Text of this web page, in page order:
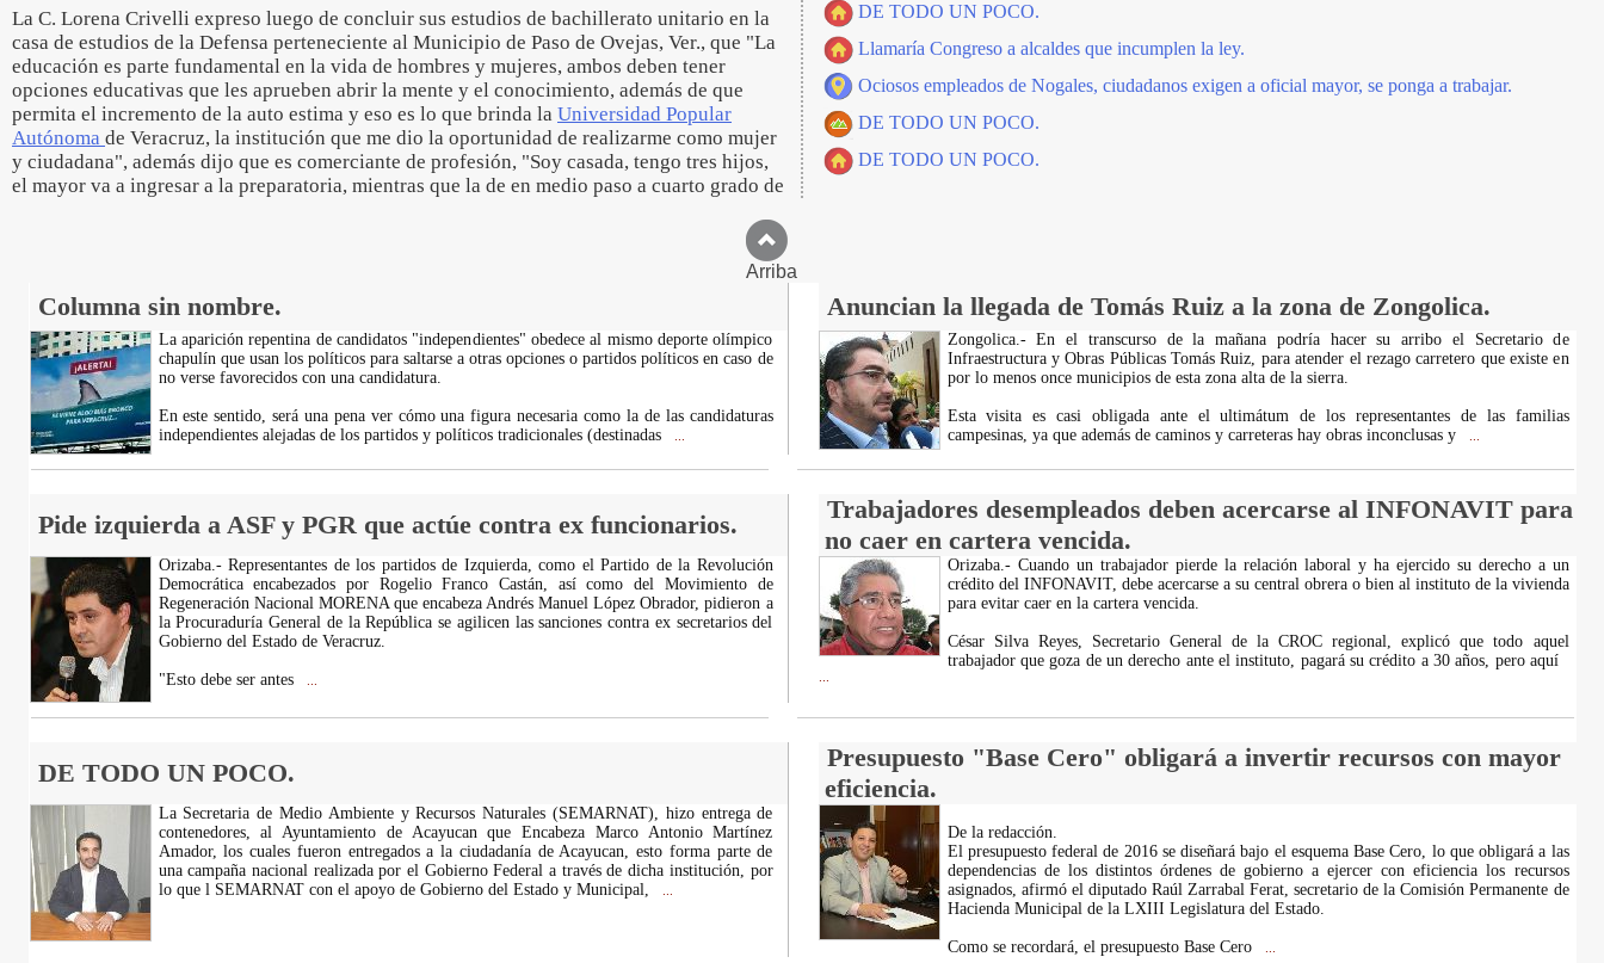
La C. Lorena Crivelli expreso luego de concluir sus estudios de bachillerato unitario en la
casa de estudios de la Defensa perteneciente al Municipio de Paso de Ovejas, Ver., que "La
educación es parte fundamental en la vida de hombres y mujeres, ambos deben tener
opciones educativas que les aprueben abrir la mente y el conocimiento, además de que
permita el incremento de la auto estima y eso es lo que brinda la Universidad Popular
Autónoma de Veracruz, la institución que me dio la oportunidad de realizarme como mujer
y ciudadana", además dijo que es comerciante de profesión, "Soy casada, tengo tres hijos,
el mayor va a ingresar a la preparatoria, mientras que la de en medio paso a cuarto grado de
DE TODO UN POCO.
Llamaría Congreso a alcaldes que incumplen la ley.
Ociosos empleados de Nogales, ciudadanos exigen a oficial mayor, se ponga a trabajar.
DE TODO UN POCO.
DE TODO UN POCO.
Arriba
Columna sin nombre. Anuncian la llegada de Tomás Ruiz a la zona de Zongolica.
La aparición repentina de candidatos "independientes" obedece al mismo deporte olímpico
chapulín que usan los políticos para saltarse a otras opciones o partidos políticos en caso de
no verse favorecidos con una candidatura.
En este sentido, será una pena ver cómo una figura necesaria como la de las candidaturas
independientes alejadas de los partidos y políticos tradicionales (destinadas
Zongolica.- En el transcurso de la mañana podría hacer su arribo el Secretario de
Infraestructura y Obras Públicas Tomás Ruiz, para atender el rezago carretero que existe en
por lo menos once municipios de esta zona alta de la sierra.
Esta visita es casi obligada ante el ultimátum de los representantes de las familias
campesinas, ya que además de caminos y carreteras hay obras inconclusas y
Pide izquierda a ASF y PGR que actúe contra ex funcionarios.
Trabajadores desempleados deben acercarse al INFONAVIT para
no caer en cartera vencida.
Orizaba.- Representantes de los partidos de Izquierda, como el Partido de la Revolución
Democrática encabezados por Rogelio Franco Castán, así como del Movimiento de
Regeneración Nacional MORENA que encabeza Andrés Manuel López Obrador, pidieron a
la Procuraduría General de la República se agilicen las sanciones contra ex secretarios del
Gobierno del Estado de Veracruz.
"Esto debe ser antes
Orizaba.- Cuando un trabajador pierde la relación laboral y ha ejercido su derecho a un
crédito del INFONAVIT, debe acercarse a su central obrera o bien al instituto de la vivienda
para evitar caer en la cartera vencida.
César Silva Reyes, Secretario General de la CROC regional, explicó que todo aquel
trabajador que goza de un derecho ante el instituto, pagará su crédito a 30 años, pero aquí
DE TODO UN POCO.
Presupuesto "Base Cero" obligará a invertir recursos con mayor
eficiencia.
La Secretaria de Medio Ambiente y Recursos Naturales (SEMARNAT), hizo entrega de
contenedores, al Ayuntamiento de Acayucan que Encabeza Marco Antonio Martínez
Amador, los cuales fueron entregados a la ciudadanía de Acayucan, esto forma parte de
una campaña nacional realizada por el Gobierno Federal a través de dicha institución, por
lo que l SEMARNAT con el apoyo de Gobierno del Estado y Municipal,
De la redacción.
El presupuesto federal de 2016 se diseñará bajo el esquema Base Cero, lo que obligará a las
dependencias de los distintos órdenes de gobierno a ejercer con eficiencia los recursos
asignados, afirmó el diputado Raúl Zarrabal Ferat, secretario de la Comisión Permanente de
Hacienda Municipal de la LXIII Legislatura del Estado.
Como se recordará, el presupuesto Base Cero